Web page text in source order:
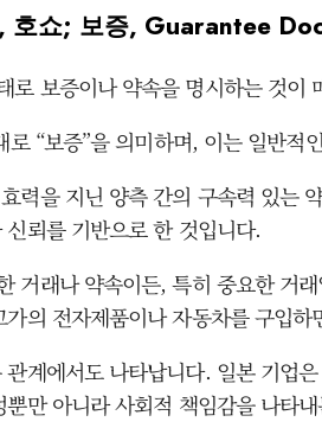
호쇼; 보증, Guarantee
로 보증이나 약속을 명시하는 것이
로 “보증”을 의미하며, 이는 일반
력을 지닌 양측 간의 구속력 있는
뢰를 기반으로 한 것입니다.
거래나 약속이든, 특히 중요한
의 전자제품이나 자동차를 구입
관계에서도 나타납니다. 일본 기
만 아니라 사회적 책임감을 나타